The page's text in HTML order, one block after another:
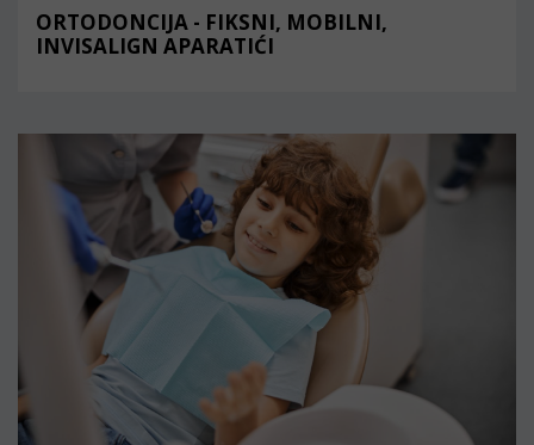
ORTODONCIJA - FIKSNI, MOBILNI,
INVISALIGN APARATIĆI